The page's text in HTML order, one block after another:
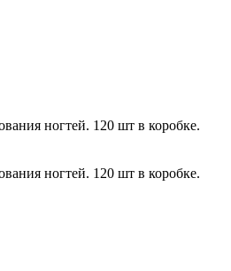
ногтей. 120 шт в коробке.
ногтей. 120 шт в коробке.